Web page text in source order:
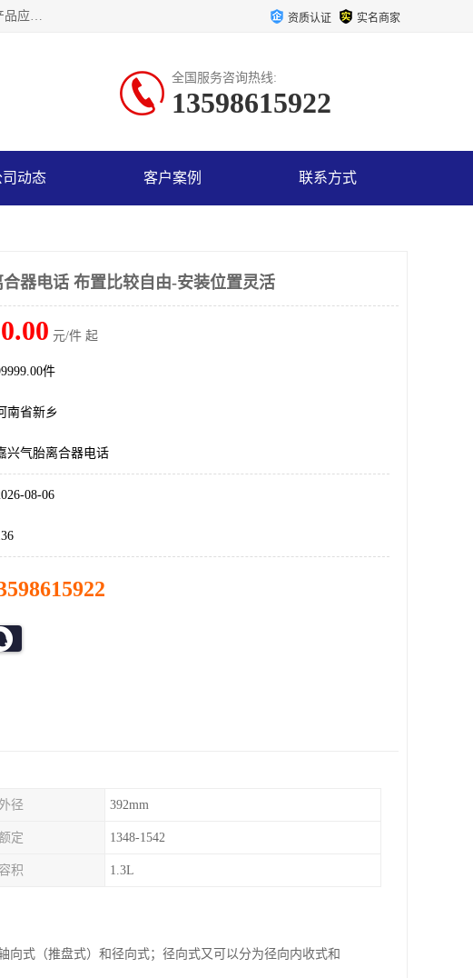
河南大林橡胶通信器材有限公司是一个专注于各种橡胶件、离合器及配件、泥浆泵及配件等产品设计制造和加工的企业。产品应用于矿山、冶金、石油、钢铁、化工、水泥、船舶、造纸、通用机械等各种大功率机械传动或制动装置。 资质认证 实名商家
全国服务咨询热线:
13598615922
司动态 客户案例 联系方式
器电话 布置比较自由-安装位置灵活
元/件 起
件
南省新乡
兴气胎离合器电话
08-06
径 392mm
定 1348-1542
积 1.3L
式（推盘式）和径向式；径向式又可以分为径向内收式和